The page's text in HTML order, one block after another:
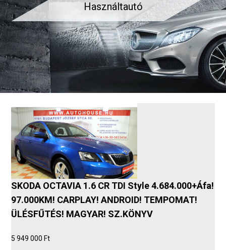
Használtautó
SKODA OCTAVIA 1.6 CR TDI Style 4.684.000+Áfa!
97.000KM! CARPLAY! ANDROID! TEMPOMAT!
ÜLÉSFŰTÉS! MAGYAR! SZ.KÖNYV
5 949 000 Ft